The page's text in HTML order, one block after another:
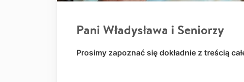
Pani Władysława i Seniorzy
Prosimy zapoznać się dokładnie z treścią